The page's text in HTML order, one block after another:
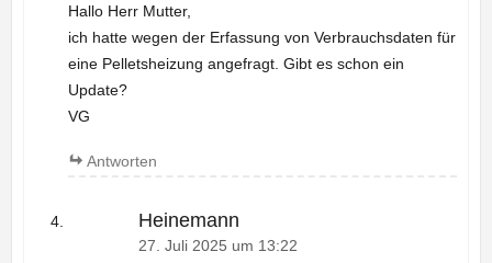
Hallo Herr Mutter,
ich hatte wegen der Erfassung von Verbrauchsdaten für
eine Pelletsheizung angefragt. Gibt es schon ein
Update?
VG
Antworten
Heinemann
27. Juli 2025 um 13:22